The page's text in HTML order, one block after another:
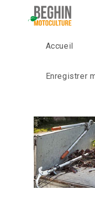
Accueil
Enregistrer